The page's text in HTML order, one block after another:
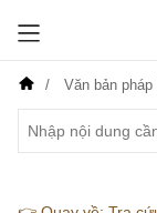
Văn bản pháp